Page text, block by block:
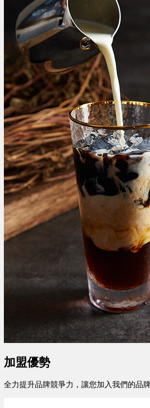
加盟優勢
全力提升品牌競爭力，讓您加入我們的品